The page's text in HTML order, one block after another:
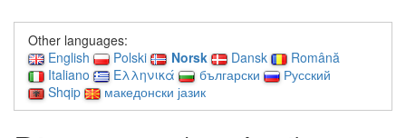
Other languages:
English
Polski Norsk Dansk
Română
Italiano
Ελληνικά български
Русский
Shqip
македонски јазик